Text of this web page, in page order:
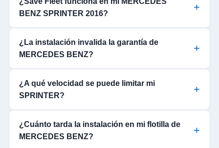
BENZ SPRINTER 2016?
¿La instalación invalida la garantía de
MERCEDES BENZ?
¿A qué velocidad se puede limitar mi
SPRINTER?
¿Cuánto tarda la instalación en mi flotilla de
MERCEDES BENZ?